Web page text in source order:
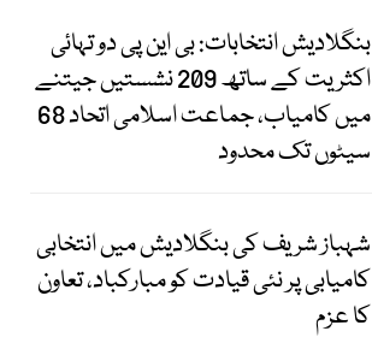
بنگلادیش انتخابات: بی این پی دو تہائی
اکثریت کے ساتھ 209 نشستیں جیتنے
میں کامیاب، جماعت اسلامی اتحاد 68
سیٹوں تک محدود
شہباز شریف کی بنگلادیش میں انتخابی
کامیابی پر نئی قیادت کو مبارکباد، تعاون
کا عزم